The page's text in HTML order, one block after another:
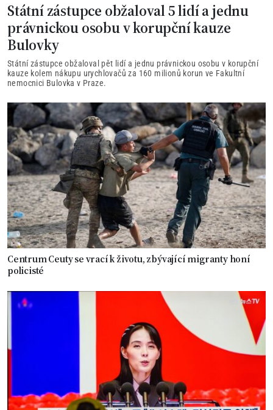
Státní zástupce obžaloval 5 lidí a jednu
právnickou osobu v korupční kauze
Bulovky
Státní zástupce obžaloval pět lidí a jednu právnickou osobu v korupční
kauze kolem nákupu urychlovačů za 160 milionů korun ve Fakultní
nemocnici Bulovka v Praze.
Centrum Ceuty se vrací k životu, zbývající migranty honí
policisté